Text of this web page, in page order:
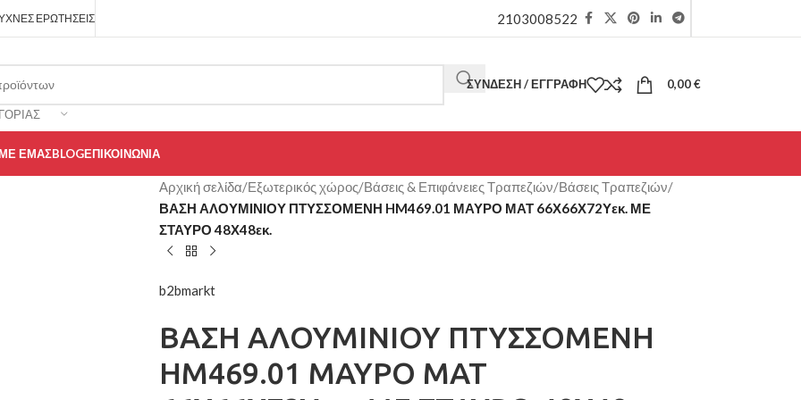
ΕΡΩΤΉΣΕΙΣ 2103008522
ΣΎΝΔΕΣΗ / ΕΓΓΡΑΦΉ 0,00€
ΕΜΆΣBLOGΕΠΙΚΟΙΝΩΝΊΑ
Αρχική σελίδα/Εξωτερικός χώρος/Βάσεις & Επιφάνειες Τραπεζιών/Βάσεις Τραπεζιών/
ΒΑΣΗ ΑΛΟΥΜΙΝΙΟΥ ΠΤΥΣΣΟΜΕΝΗ HM469.01 ΜΑΥΡΟ ΜΑΤ 66Χ66Χ72Υεκ. ΜΕ
ΣΤΑΥΡΟ 48Χ48εκ.
b2bmarkt
ΒΑΣΗ ΑΛΟΥΜΙΝΙΟΥ ΠΤΥΣΣΟΜΕΝΗ
HM469.01 ΜΑΥΡΟ ΜΑΤ